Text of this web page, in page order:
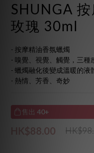
SHUNGA
玫瑰 30ml
- 按摩精油香氛蠟燭
- 嗅覺、視覺、觸覺，三種
- 蠟燭融化後變成溫暖的液
- 熱情、芳香、奇妙
售出 40+
HK$88.00